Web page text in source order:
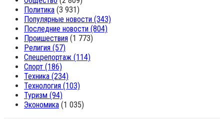
Политика (3 931)
Популярные новости (343)
Последние новости (804)
Проишествия (1 773)
Религия (57)
Спецрепортаж (114)
Спорт (186)
Техника (234)
Технология (103)
Туризм (94)
Экономика (1 035)